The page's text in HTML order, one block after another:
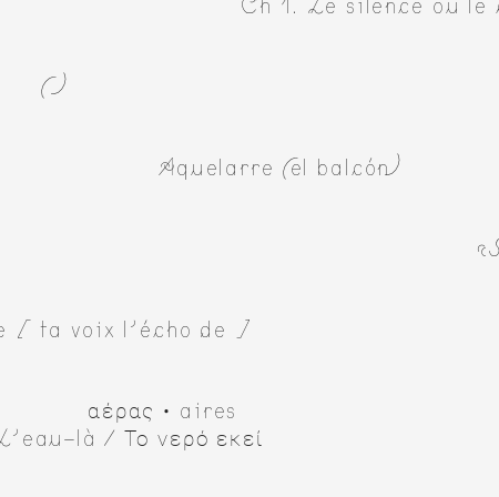
( )
Aquelarre (el balcón)
[ ta voix l’écho de ]
αέρας • aires
là / Το νερό εκεί